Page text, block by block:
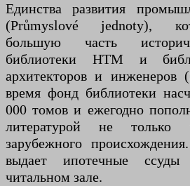
Единства развития
(Průmyslové jednoty),
большую часть
библиотеки НТМ и
архитекторов и инженеров
время фонд библиотеки
000 томов и ежегодно
литературой не
зарубежного
выдает ипотечные
читальном зале.